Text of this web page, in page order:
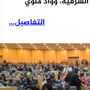
التفاصيل...